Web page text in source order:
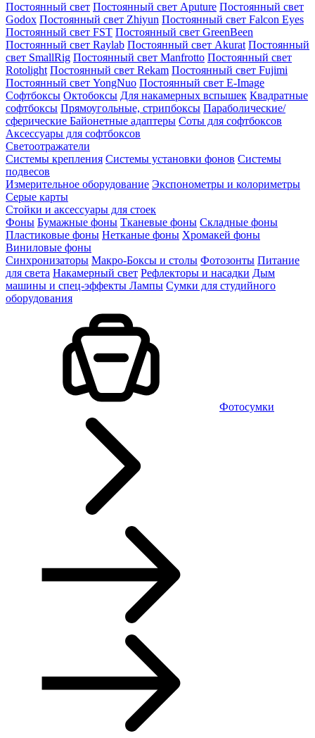
Постоянный свет Постоянный свет Aputure Постоянный свет
Godox Постоянный свет Zhiyun Постоянный свет Falcon Eyes
Постоянный свет FST Постоянный свет GreenBeen
Постоянный свет Raylab Постоянный свет Akurat Постоянный
свет SmallRig Постоянный свет Manfrotto Постоянный свет
Rotolight Постоянный свет Rekam Постоянный свет Fujimi
Постоянный свет YongNuo Постоянный свет E-Image
Софтбоксы Октобоксы Для накамерных вспышек Квадратные
софтбоксы Прямоугольные, стрипбоксы Параболические/
сферические Байонетныe адаптеры Соты для софтбоксов
Аксессуары для софтбоксов
Светоотражатели
Системы крепления Системы установки фонов Системы
подвесов
Измерительное оборудование Экспонометры и колориметры
Серые карты
Стойки и аксессуары для стоек
Фоны Бумажные фоны Тканевые фоны Складные фоны
Пластиковые фоны Нетканые фоны Хромакей фоны
Виниловые фоны
Синхронизаторы Макро-Боксы и столы Фотозонты Питание
для света Накамерный свет Рефлекторы и насадки Дым
машины и спец-эффекты Лампы Сумки для студийного
оборудования
Фотосумки